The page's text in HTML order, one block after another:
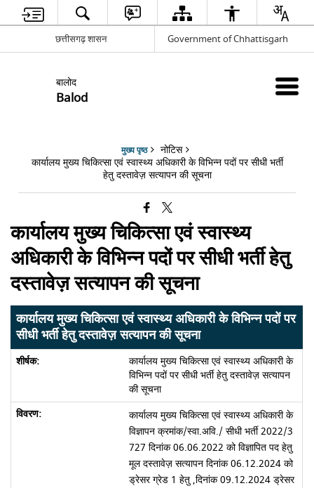
छत्तीसगढ़ शासन Government of Chhattisgarh
बालोद
Balod
मुख्य पृष्ठ
नोटिस
कार्यालय मुख्य चिकित्सा एवं स्वास्थ्य अधिकारी के विभिन्न पदों पर सीधी भर्ती
हेतु दस्तावेज़ सत्यापन की सूचना
कार्यालय मुख्य चिकित्सा एवं स्वास्थ्य
अधिकारी के विभिन्न पदों पर सीधी भर्ती हेतु
दस्तावेज़ सत्यापन की सूचना
कार्यालय मुख्य चिकित्सा एवं स्वास्थ्य अधिकारी के विभिन्न पदों पर
सीधी भर्ती हेतु दस्तावेज़ सत्यापन की सूचना
कार्यालय मुख्य चिकित्सा एवं स्वास्थ्य अधिकारी के
विभिन्न पदों पर सीधी भर्ती हेतु दस्तावेज़ सत्यापन
की सूचना
कार्यालय मुख्य चिकित्सा एवं स्वास्थ्य अधिकारी के
विज्ञापन क्रमांक/स्वा.अवि./ सीधी भर्ती 2022/3
727 दिनांक 06.06.2022 को विज्ञापित पद हेतु
मूल दस्तावेज़ सत्यापन दिनांक 06.12.2024 को
ड्रेसर ग्रेड 1 हेतु ,दिनांक 09.12.2024 ड्रेसर